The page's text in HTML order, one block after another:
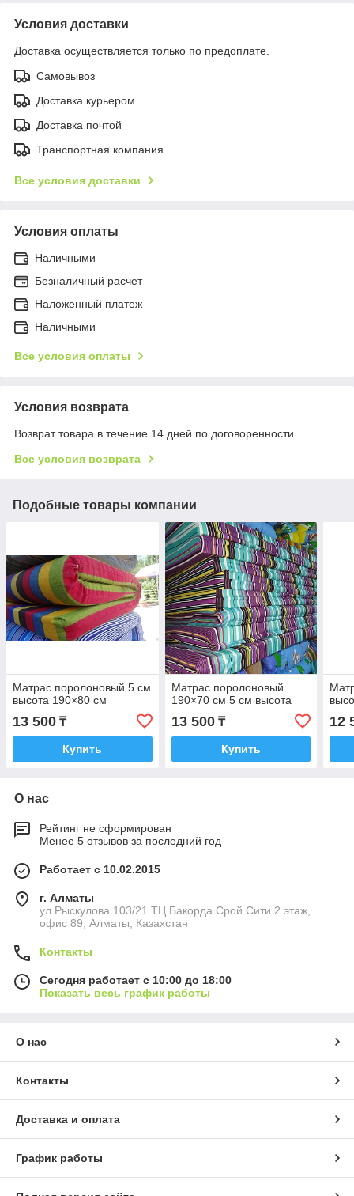
Условия доставки
Доставка осуществляется только по предоплате.
Самовывоз
Доставка курьером
Доставка почтой
Транспортная компания
Все условия доставки
Условия оплаты
Наличными
Безналичный расчет
Наложенный платеж
Наличными
Все условия оплаты
Условия возврата
Возврат товара в течение 14 дней по договоренности
Все условия возврата
Подобные товары компании
Матрас поролоновый 5 см
высота 190×80 см
13 500 ₸
Купить
Матрас поролоновый
190×70 см 5 см высота
13 500₸
Купить
12
О нас
Рейтинг не сформирован
Менее 5 отзывов за последний год
Работает с 10.02.2015
г. Алматы
ул.Рыскулова 103/21 ТЦ Бакорда Срой Сити 2 этаж,
офис 89, Алматы, Казахстан
Контакты
Сегодня работает с 10:00 до 18:00
Показать весь график работы
О нас
Контакты
Доставка и оплата
График работы